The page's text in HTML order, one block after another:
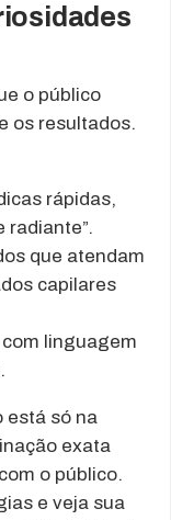
o público
os resultados.
rápidas,
radiante”.
que atendam
capilares
linguagem
está só na
exata
o público.
e veja sua